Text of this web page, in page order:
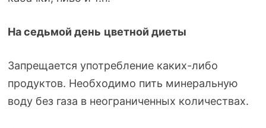
На седьмой день цветной диеты
Запрещается употребление каких-либо
продуктов. Необходимо пить минеральную
воду без газа в неограниченных количествах.